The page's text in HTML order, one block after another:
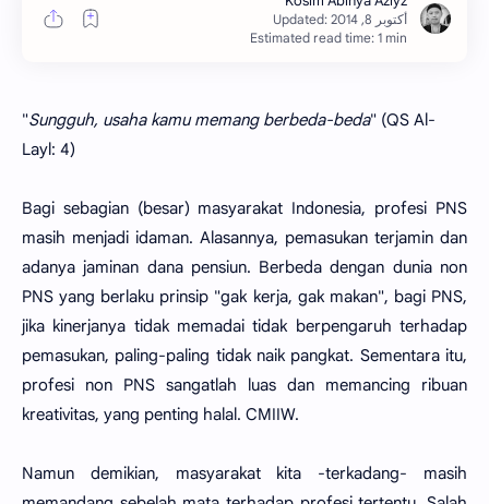
Estimated read time: 1 min
"Sungguh, usaha kamu memang berbeda-beda" (QS Al-
Layl: 4)
Bagi sebagian (besar) masyarakat Indonesia, profesi PNS
masih menjadi idaman. Alasannya, pemasukan terjamin dan
adanya jaminan dana pensiun. Berbeda dengan dunia non
PNS yang berlaku prinsip "gak kerja, gak makan", bagi PNS,
jika kinerjanya tidak memadai tidak berpengaruh terhadap
pemasukan, paling-paling tidak naik pangkat. Sementara itu,
profesi non PNS sangatlah luas dan memancing ribuan
kreativitas, yang penting halal. CMIIW.
Namun demikian, masyarakat kita -terkadang- masih